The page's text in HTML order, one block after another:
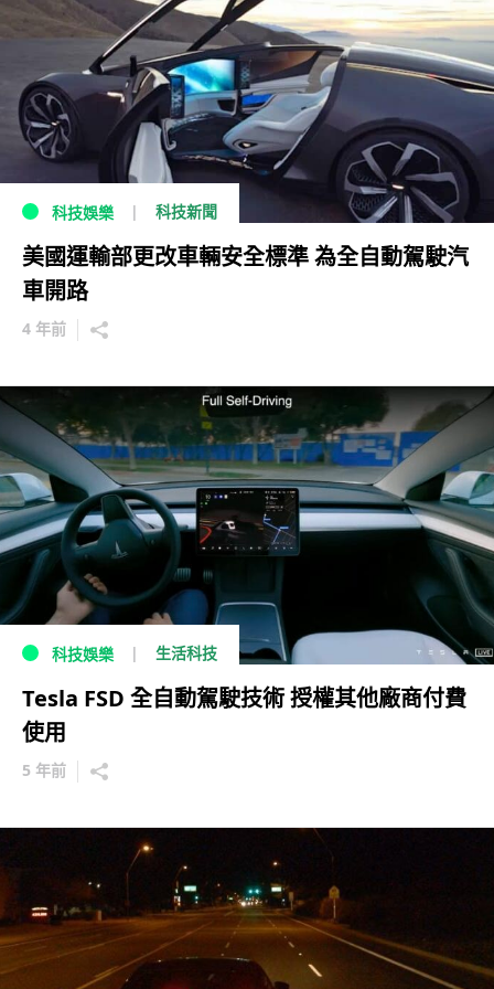
科技娛樂 科技新聞
美國運輸部更改車輛安全標準 為全自動駕駛汽
車開路
4 年前
科技娛樂 生活科技
Tesla FSD 全自動駕駛技術 授權其他廠商付費
使用
5 年前